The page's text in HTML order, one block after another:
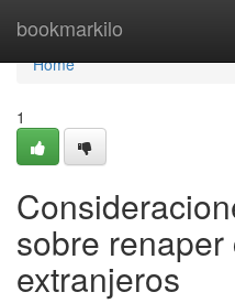
bookmarkilo
Home
Home
1
sobre
extranjeros